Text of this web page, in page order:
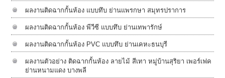
ผลงานติดฉากกั้นห้อง แบบทึบ ย่านแพรกษา สมุทรปราการ
ผลงานติดฉากกั้นห้อง พีวีซี แบบทึบ ย่านเทพารักษ์
ผลงานติดฉากกั้นห้อง PVC แบบทึบ ย่านเคหะธนบุรี
ผลงานตัวอย่าง ติดฉากกั้นห้อง ลายไม้ สีเทา หมู่บ้านสุริยา เพอร์เฟค
ย่านหนามแดง บางพลี